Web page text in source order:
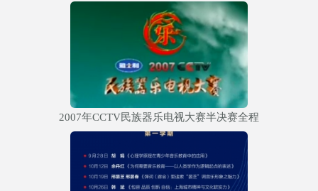
2007年CCTV民族器乐电视大赛半决赛全程